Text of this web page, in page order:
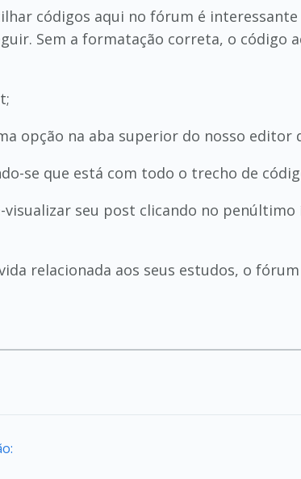
códigos aqui no fórum é
Sem a formatação correta, o código
opção na aba superior do nosso editor
se que está com todo o trecho de
seu post clicando no
relacionada aos seus estudos, o